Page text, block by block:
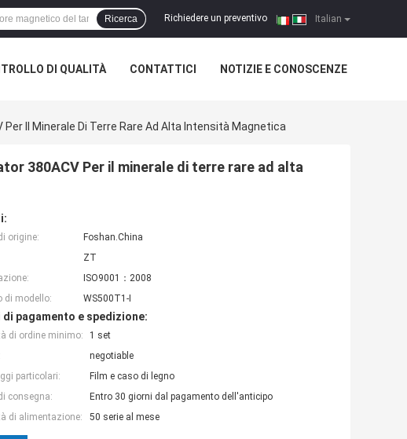
Italian
Richiedere un preventivo |
Ricerca
DI QUALITÀ CONTATTICI NOTIZIE E CONOSCENZE
Il Minerale Di Terre Rare Ad Alta Intensità Magnetica
380ACV Per il minerale di terre rare ad alta
origine:
Foshan.China
ZT
ISO9001：2008
di modello:
WS500T1-I
di pagamento e spedizione:
di ordine minimo:
1 set
negotiable
particolari:
Film e caso di legno
consegna:
Entro 30 giorni dal pagamento dell'anticipo
di alimentazione:
50 serie al mese